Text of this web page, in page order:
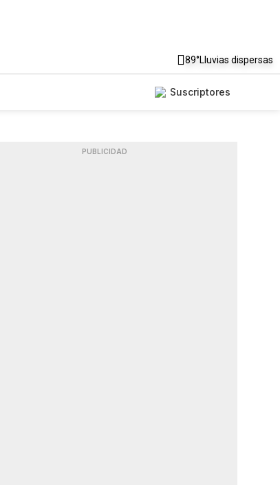
89°Lluvias dispersas
Suscriptores
PUBLICIDAD